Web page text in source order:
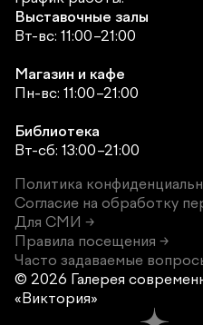
Выставочные залы
Вт-вс: 11:00–21:00
Магазин и кафе
Пн-вс: 11:00–21:00
Библиотека
Вт-сб: 13:00–21:00
Политика
Согласие на обработку
Для СМИ →
Правила посещения →
Часто задаваемые
© 2026 Галерея
«Виктория»